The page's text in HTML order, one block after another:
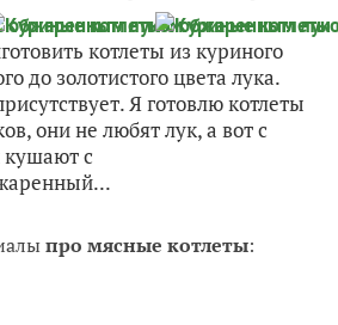
котлеты из куриного
до золотистого цвета лука.
Я готовлю котлеты
они не любят лук, а вот с
с
про мясные котлеты: